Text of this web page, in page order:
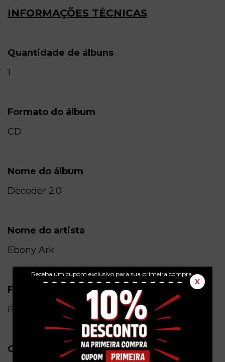
Receba um cupom exclusivo para sua primeira compra.
X
INFORMAÇÕES TÉCNICAS
Quantidade de álbuns
1
Formato do álbum
CD
Nome do álbum
Decoder 2.0
Nome do artista
Ebony Ark
Formato
Físico
Gênero